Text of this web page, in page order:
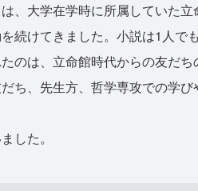
、大学在学時に所属していた
続けてきました。小説は1人で
のは、立命館時代からの友だち
ち、先生方、哲学専攻での学
した。